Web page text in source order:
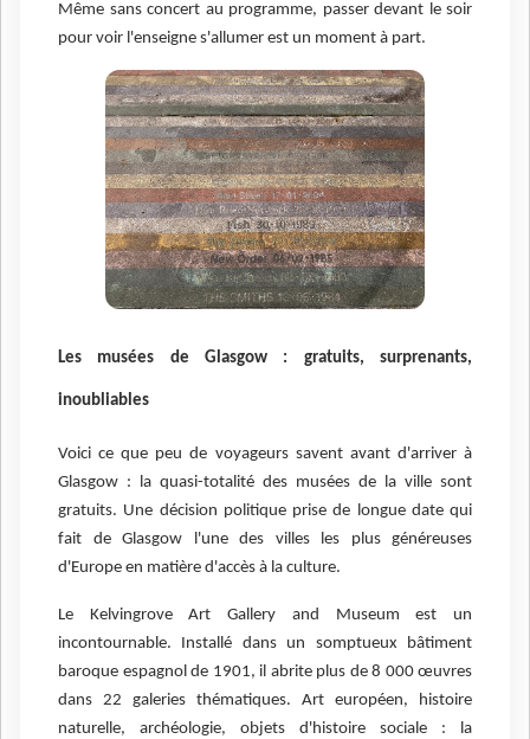
Même sans concert au programme, passer devant le soir
pour voir l'enseigne s'allumer est un moment à part.
Les musées de Glasgow : gratuits, surprenants,
inoubliables
Voici ce que peu de voyageurs savent avant d'arriver à
Glasgow : la quasi-totalité des musées de la ville sont
gratuits. Une décision politique prise de longue date qui
fait de Glasgow l'une des villes les plus généreuses
d'Europe en matière d'accès à la culture.
Le Kelvingrove Art Gallery and Museum est un
incontournable.
Installé dans un somptueux bâtiment
baroque espagnol de 1901, il abrite plus de 8 000 œuvres
dans 22 galeries thématiques. Art européen, histoire
naturelle, archéologie, objets d'histoire sociale : la